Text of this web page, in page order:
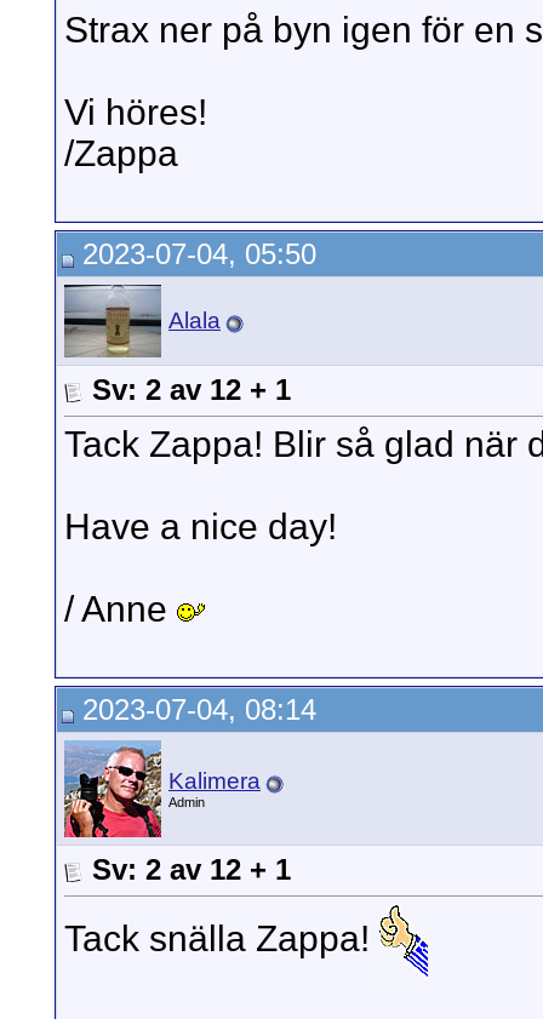
Strax ner på byn igen för en
Vi höres!
/Zappa
2023-07-04, 05:50
Alala
Sv: 2 av 12 + 1
Tack Zappa! Blir så glad när
Have a nice day!
/ Anne
2023-07-04, 08:14
Kalimera
Admin
Sv: 2 av 12 + 1
Tack snälla Zappa!